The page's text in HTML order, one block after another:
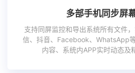
多部手机同步屏
支持同屏监控和导出系统所有文件
信、抖音、Facebook、WhatsApp
内容、系统内APP实时动态及